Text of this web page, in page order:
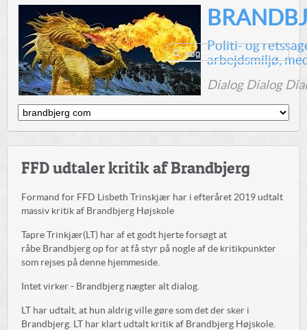
Politi- og
arbejdsmiljø,
Dialog Dialog
FFD udtaler kritik af Brandbjerg
Formand for FFD Lisbeth Trinskjær har i efteråret 2019 udtalt
massiv kritik af Brandbjerg Højskole
Tapre Trinkjær(LT) har af et godt hjerte forsøgt at
råbe Brandbjerg op for at få styr på nogle af de kritikpunkter
som rejses på denne hjemmeside.
Intet virker - Brandbjerg nægter alt dialog.
LT har udtalt, at hun aldrig ville gøre som det der sker i
Brandbjerg. LT har klart udtalt kritik af Brandbjerg Højskole.